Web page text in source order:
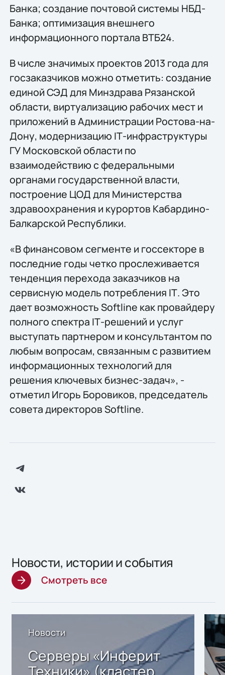
Банка; создание почтовой системы НБД-
Банка; оптимизация внешнего
информационного портала ВТБ24.
В числе значимых проектов 2013 года для
госзаказчиков можно отметить: создание
единой СЭД для Минздрава Рязанской
области, виртуализацию рабочих мест и
приложений в Администрации Ростова-на-
Дону, модернизацию IТ-инфраструктуры
ГУ Московской области по
взаимодействию с федеральными
органами государственной власти,
построение ЦОД для Министерства
здравоохранения и курортов Кабардино-
Балкарской Республики.
«В финансовом сегменте и госсекторе в
последние годы четко прослеживается
тенденция перехода заказчиков на
сервисную модель потребления IТ. Это
дает возможность Softline как провайдеру
полного спектра IТ-решений и услуг
выступать партнером и консультантом по
любым вопросам, связанным с развитием
информационных технологий для
решения ключевых бизнес-задач», -
отметил Игорь Боровиков, председатель
совета директоров Softline.
Новости, истории и события
Смотреть все
Новости
Серверы «Инферит
Техники» (кластер